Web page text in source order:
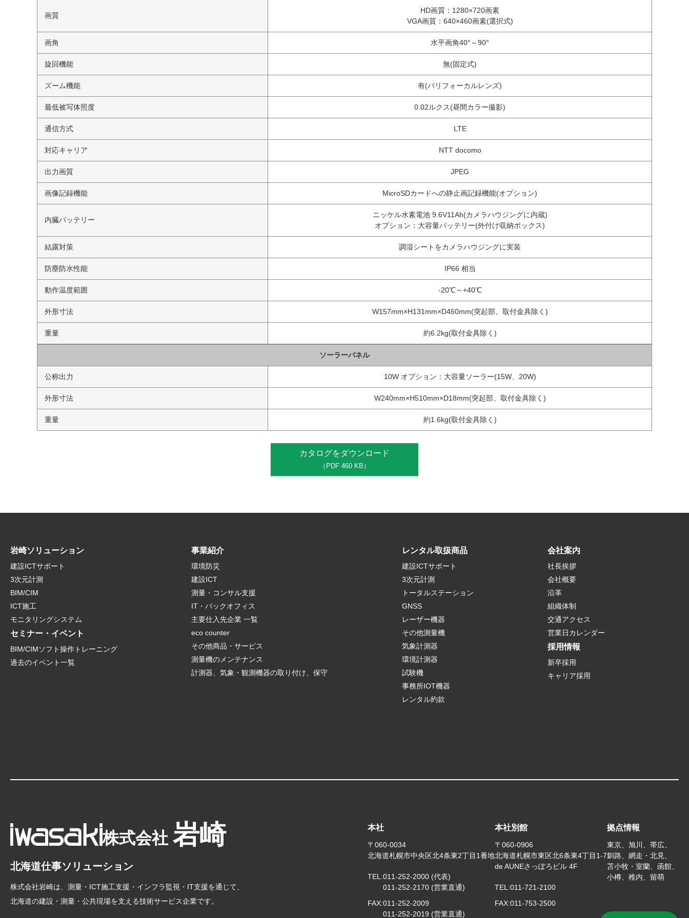
画質
HD画質：1280×720画素
VGA画質：640×460画素(選択式)
画角 水平画角40°～90°
旋回機能 無(固定式)
ズーム機能 有(バリフォーカルレンズ)
最低被写体照度 0.02ルクス(昼間カラー撮影)
通信方式 LTE
対応キャリア NTT docomo
出力画質 JPEG
画像記録機能 MicroSDカードへの静止画記録機能(オプション)
内臓バッテリー
ニッケル水素電池 9.6V11Ah(カメラハウジングに内蔵)
オプション：大容量バッテリー(外付け収納ボックス)
結露対策 調湿シートをカメラハウジングに実装
防塵防水性能 IP66 相当
動作温度範囲 -20℃～+40℃
外形寸法 W157mm×H131mm×D460mm(突起部、取付金具除く)
重量 約6.2kg(取付金具除く)
ソーラーパネル
公称出力 10W オプション：大容量ソーラー(15W、20W)
外形寸法 W240mm×H510mm×D18mm(突起部、取付金具除く)
重量 約1.6kg(取付金具除く)
カタログをダウンロード
（PDF 460 KB）
岩崎ソリューション
建設ICTサポート
3次元計測
BIM/CIM
ICT施工
モニタリングシステム
セミナー・イベント
BIM/CIMソフト操作トレーニング
過去のイベント一覧
事業紹介
環境防災
建設ICT
測量・コンサル支援
IT・バックオフィス
主要仕入先企業 一覧
eco counter
その他商品・サービス
測量機のメンテナンス
計測器、気象・観測機器の取り付け、保守
レンタル取扱商品
建設ICTサポート
3次元計測
トータルステーション
GNSS
レーザー機器
その他測量機
気象計測器
環境計測器
試験機
事務所IOT機器
レンタル約款
会社案内
社長挨拶
会社概要
沿革
組織体制
交通アクセス
営業日カレンダー
採用情報
新卒採用
キャリア採用
株式会社 岩崎
北海道仕事ソリューション
株式会社岩崎は、測量・ICT施工支援・インフラ監視・IT支援を通じて、
北海道の建設・測量・公共現場を支える技術サービス企業です。
本社
〒060-0034
北海道札幌市中央区北4条東2丁目1番地
TEL:011-252-2000 (代表)
011-252-2170 (営業直通)
FAX:011-252-2009
011-252-2019 (営業直通)
本社別館
〒060-0906
北海道札幌市東区北6条東4丁目1-7
de AUNEさっぽろビル 4F
TEL:011-721-2100
FAX:011-753-2500
拠点情報
東京、旭川、帯広、
釧路、網走・北見、
苫小牧・室蘭、函館、
小樽、稚内、留萌